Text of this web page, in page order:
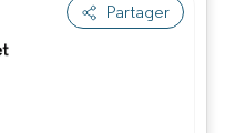
Partager